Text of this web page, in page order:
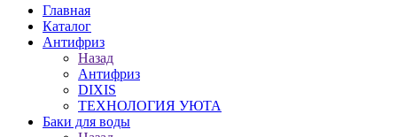
Главная
Каталог
Антифриз
Назад
Антифриз
DIXIS
ТЕХНОЛОГИЯ УЮТА
Баки для воды